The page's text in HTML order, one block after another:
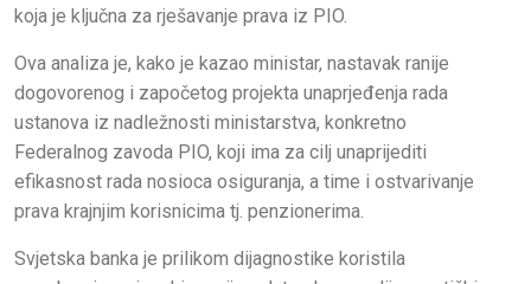
koja je ključna za rješavanje prava iz PIO.
Ova analiza je, kako je kazao ministar, nastavak ranije
dogovorenog i započetog projekta unaprjeđenja rada
ustanova iz nadležnosti ministarstva, konkretno
Federalnog zavoda PIO, koji ima za cilj unaprijediti
efikasnost rada nosioca osiguranja, a time i ostvarivanje
prava krajnjim korisnicima tj. penzionerima.
Svjetska banka je prilikom dijagnostike koristila